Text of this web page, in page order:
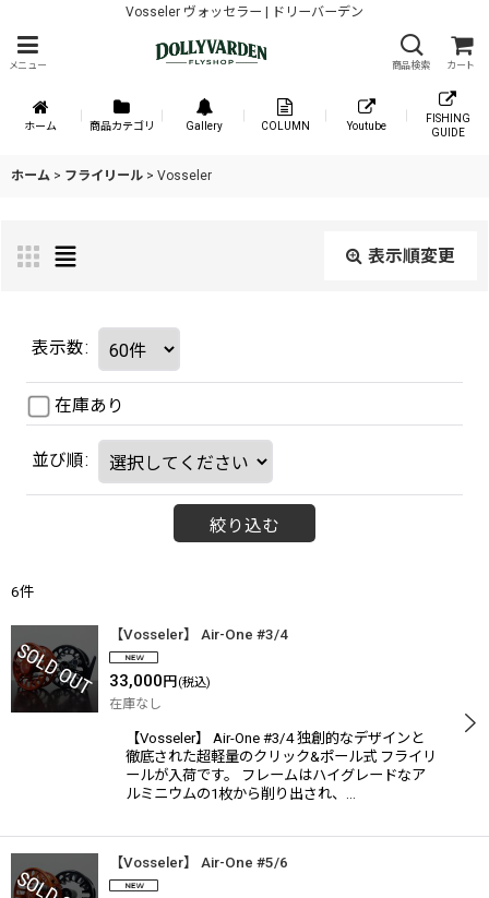
Vosseler ヴォッセラー | ドリーバーデン
メニュー 商品検索 カート
ホーム 商品カテゴリ Gallery COLUMN Youtube
FISHING
GUIDE
ホーム > フライリール > Vosseler
表示順変更
表示数:
在庫あり
並び順:
絞り込む
6件
【Vosseler】 Air-One #3/4
33,000 円 (税込)
在庫なし
【Vosseler】 Air-One #3/4 独創的なデザインと
徹底された超軽量のクリック&ポール式 フライリ
ールが入荷です。 フレームはハイグレードなア
ルミニウムの1枚から削り出され、…
【Vosseler】 Air-One #5/6